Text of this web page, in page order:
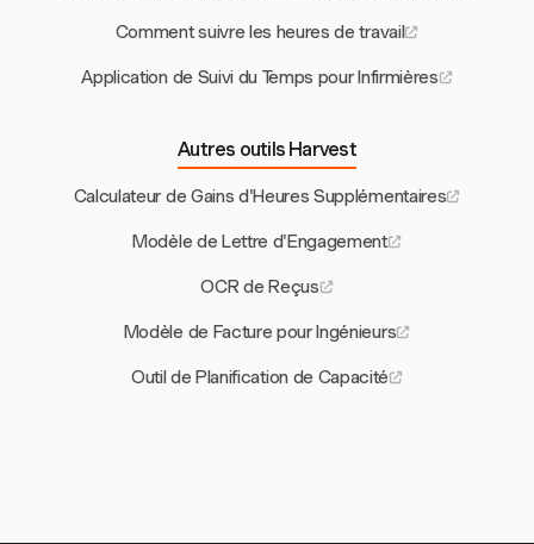
Comment suivre les heures de travail
Application de Suivi du Temps pour Infirmières
Autres outils Harvest
Calculateur de Gains d'Heures Supplémentaires
Modèle de Lettre d'Engagement
OCR de Reçus
Modèle de Facture pour Ingénieurs
Outil de Planification de Capacité